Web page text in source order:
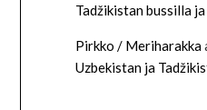
Tadžikistan bussilla
Pirkko / Meriharakka
Uzbekistan ja